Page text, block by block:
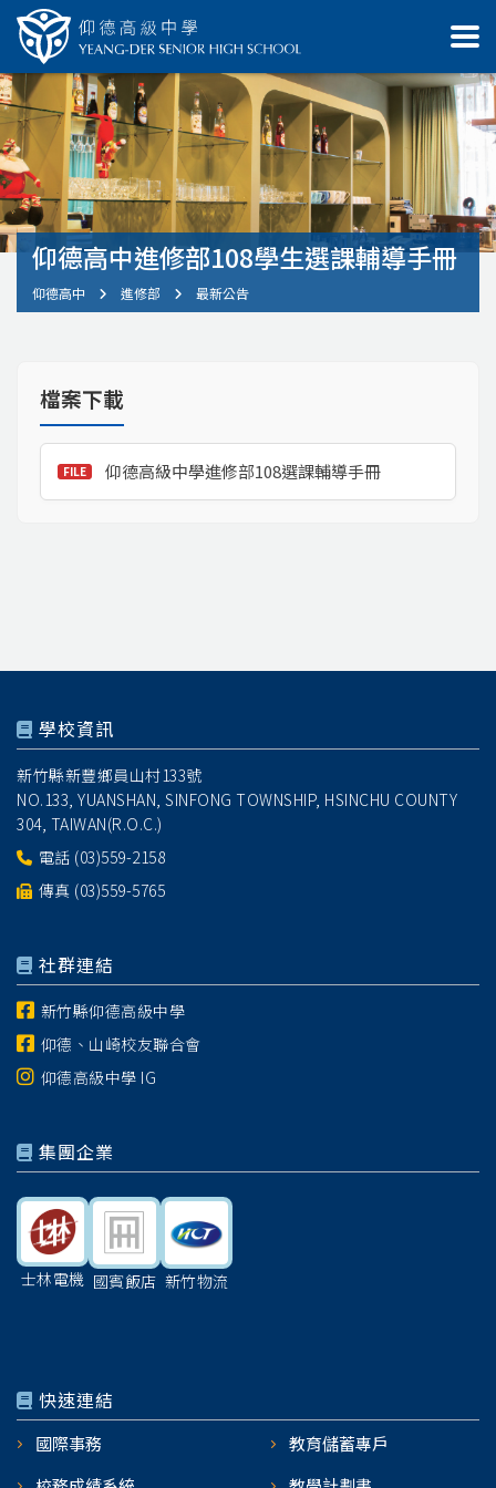
仰德高中進修部108學生選課輔導手冊
仰德高中 進修部 最新公告
檔案下載
仰德高級中學進修部108選課輔導手冊
學校資訊
新竹縣新豐鄉員山村133號
NO.133, YUANSHAN, SINFONG TOWNSHIP, HSINCHU COUNTY
304, TAIWAN(R.O.C.)
電話 (03)559-2158
傳真 (03)559-5765
社群連結
新竹縣仰德高級中學
仰德、山崎校友聯合會
仰德高級中學 IG
集團企業
士林電機 國賓飯店 新竹物流
快速連結
國際事務
教育儲蓄專戶